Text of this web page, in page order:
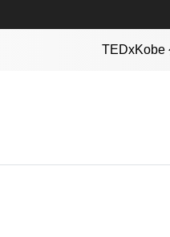
TEDxKobe